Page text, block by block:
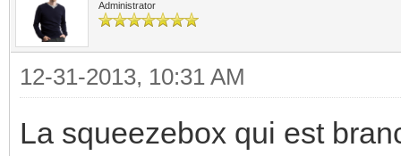
Administrator
12-31-2013, 10:31 AM
La squeezebox qui est